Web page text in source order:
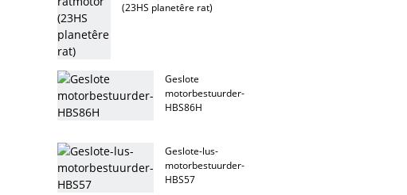
(23HS planetêre rat)
Geslote
motorbestuurder-
HBS86H
Geslote-lus-
motorbestuurder-
HBS57